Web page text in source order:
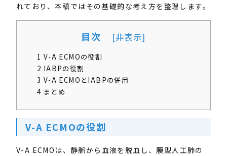
れており、本稿ではその基礎的な考え方を整理します。
目次 [非表示]
1 V-A ECMOの役割
2 IABPの役割
3 V-A ECMOとIABPの併用
4 まとめ
V-A ECMOの役割
V-A ECMO は、静脈から血液を脱血し、膜型人工肺の